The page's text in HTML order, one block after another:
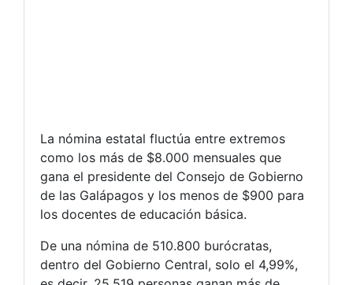
La nómina estatal fluctúa entre extremos
como los más de $8.000 mensuales que
gana el presidente del Consejo de Gobierno
de las Galápagos y los menos de $900 para
los docentes de educación básica.
De una nómina de 510.800 burócratas,
dentro del Gobierno Central, solo el 4,99%,